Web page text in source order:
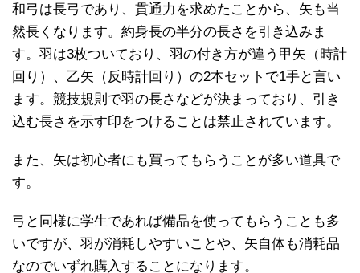
和弓は長弓であり、貫通力を求めたことから、矢も当
然長くなります。約身長の半分の長さを引き込みま
す。羽は3枚ついており、羽の付き方が違う甲矢（時計
回り）、乙矢（反時計回り）の2本セットで1手と言い
ます。競技規則で羽の長さなどが決まっており、引き
込む長さを示す印をつけることは禁止されています。
また、矢は初心者にも買ってもらうことが多い道具で
す。
弓と同様に学生であれば備品を使ってもらうことも多
いですが、羽が消耗しやすいことや、矢自体も消耗品
なのでいずれ購入することになります。